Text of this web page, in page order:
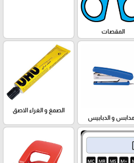
المقصات
و الدبابيس
الصمغ و الغراء الاصق